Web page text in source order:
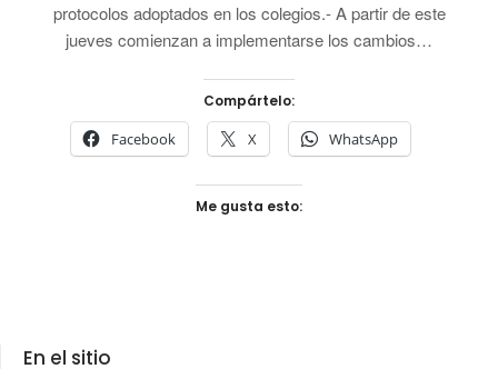
protocolos adoptados en los colegios.- A partir de este
jueves comienzan a implementarse los cambios…
Compártelo:
Facebook X WhatsApp
Me gusta esto:
En el sitio